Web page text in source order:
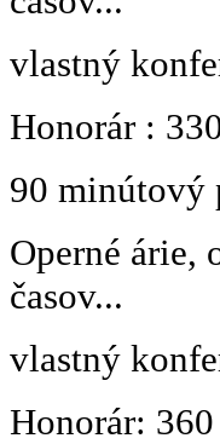
vlastný
Honorár :
90 minútový
Operné árie,
časov...
vlastný
Honorár: